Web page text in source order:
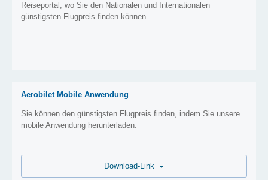
Reiseportal, wo Sie den Nationalen und Internationalen
günstigsten Flugpreis finden können.
Aerobilet Mobile Anwendung
Sie können den günstigsten Flugpreis finden, indem Sie unsere
mobile Anwendung herunterladen.